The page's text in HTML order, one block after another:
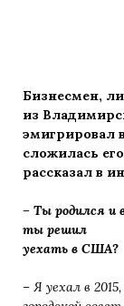
Бизнесмен,
из
эмигрировал
сложилась
рассказал в
– Ты родился и
ты решил
уехать в США?
– Я уехал в